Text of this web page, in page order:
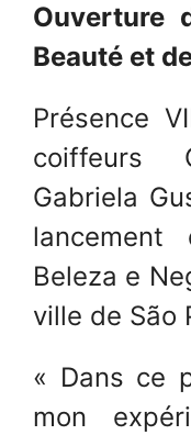
Ouverture
Beauté et
Présence
coiffeurs
Gabriela
lancement
Beleza e
ville de São
« Dans ce
mon